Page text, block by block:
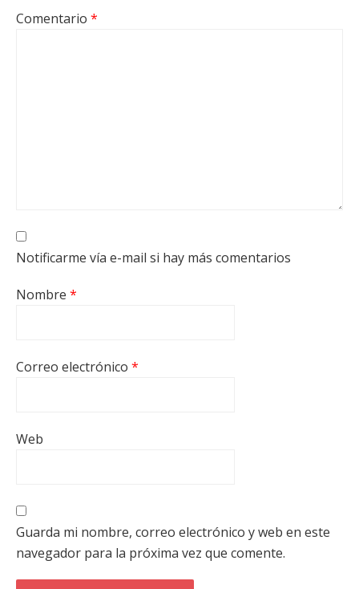
Comentario *
Notificarme vía e-mail si hay más comentarios
Nombre *
Correo electrónico *
Web
Guarda mi nombre, correo electrónico y web en este
navegador para la próxima vez que comente.